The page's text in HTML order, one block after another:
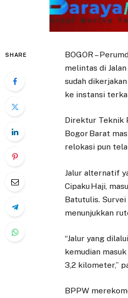
SHARE
BOGOR –
melintas di
sudah
ke instansi
Direktur Teknik
Bogor Barat
relokasi pun
Jalur alternatif
Cipaku Haji,
Batutulis. Survei
menunjukkan
“Jalur yang
kemudian
3,2 kilometer,”
BPPW